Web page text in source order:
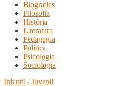
Biografies
Filosofia
Història
Literatura
Pedagogia
Política
Psicologia
Sociologia
Infantil / Juvenil